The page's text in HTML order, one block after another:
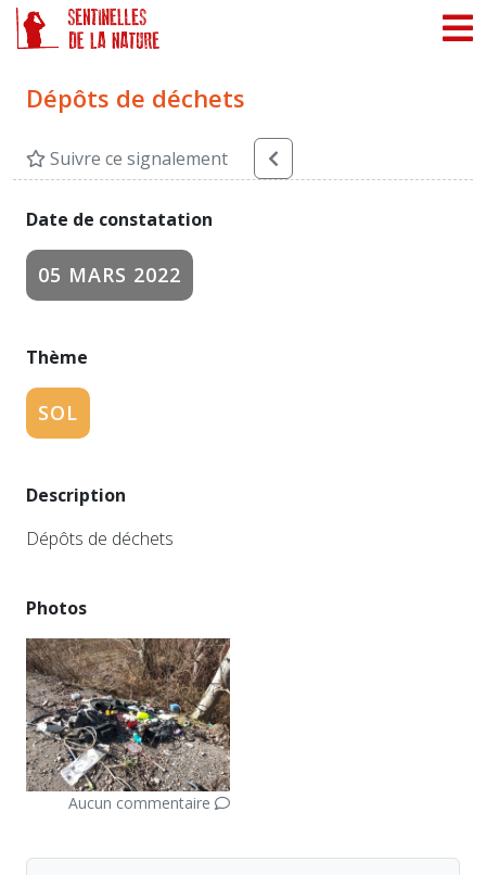
Dépôts de déchets
Suivre ce signalement
Date de constatation
05 MARS 2022
Thème
SOL
Description
Dépôts de déchets
Photos
Aucun commentaire
Panneau de gestion des cookies